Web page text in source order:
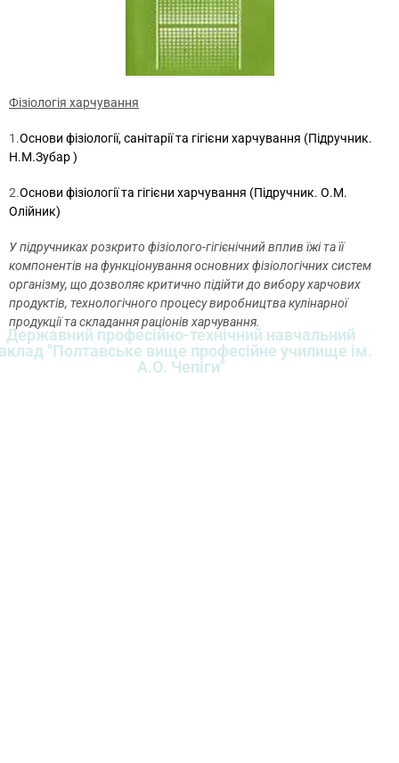
Фізіологія харчування
1.Основи фізіології, санітарії та гігієни харчування (Підручник.
Н.М.Зубар )
2.Основи фізіології та гігієни харчування (Підручник. О.М.
Олійник)
У підручниках розкрито фізіолого-гігієнічний вплив їжі та її
компонентів на функціонування основних фізіологічних систем
організму, що дозволяє критично підійти до виборухарчових
продуктів, технологічного процесу виробництва кулінарної
продукції та складання раціонів харчування.
Державний професійно-технічний навчальний
"Полтавське вище професійне училище ім.
А.О. Чепіги"